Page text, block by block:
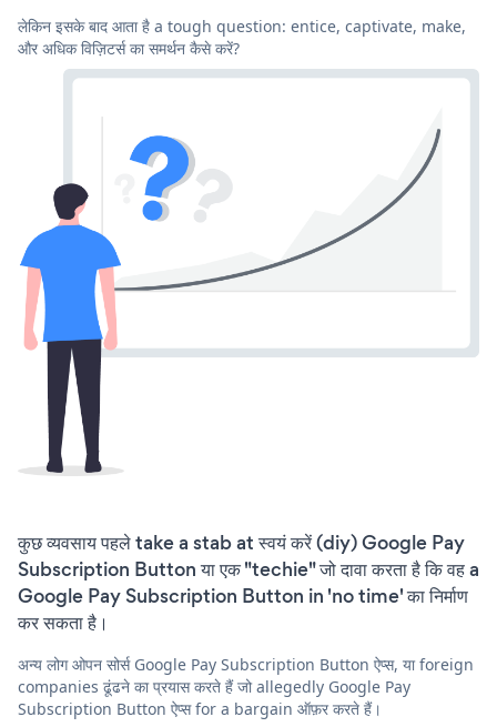
लेकिन इसके बाद आता है a tough question: entice, captivate, make,
और अधिक विज़िटर्स का समर्थन कैसे करें?
कुछ व्यवसाय पहले take a stab at स्वयं करें (diy) Google Pay
Subscription Button या एक "techie" जो दावा करता है कि वह a
Google Pay Subscription Button in 'no time' का निर्माण
कर सकता है।
अन्य लोग ओपन सोर्स Google Pay Subscription Button ऐप्स, या foreign
companies ढूंढने का प्रयास करते हैं जो allegedly Google Pay
Subscription Button ऐप्स for a bargain ऑफ़र करते हैं।